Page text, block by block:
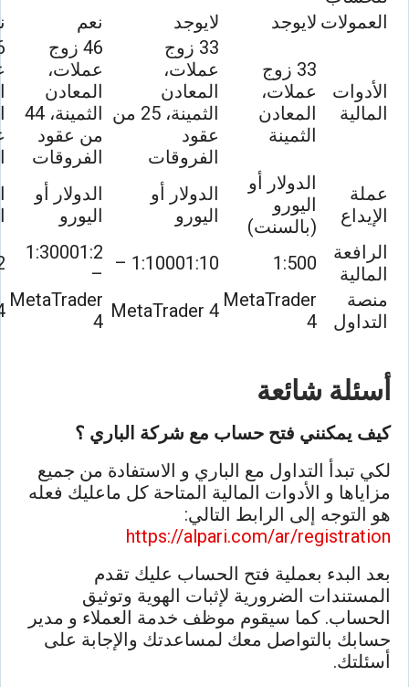
العمولات لايوجد لايوجد نعم
الأدوات
المالية
33 زوج
عملات،
المعادن
الثمينة
33 زوج
عملات،
المعادن
الثمينة، 25 من
عقود
الفروقات
46 زوج
عملات،
المعادن
الثمينة، 44
من عقود
الفروقات
عملة
الإيداع
الدولار أو
اليورو
(بالسنت)
الدولار أو
اليورو
الدولار أو
اليورو
الرافعة
المالية
1:500
1:10001:10 –
1:30001:2
–
منصة
التداول
MetaTrader
4
MetaTrader 4
MetaTrader
4
أسئلة شائعة
كيف يمكنني فتح حساب مع شركة الباري ؟
لكي تبدأ التداول مع الباري و الاستفادة من جميع
مزاياها و الأدوات المالية المتاحة كل ماعليك فعله
هو التوجه إلى الرابط التالي:
https://alpari.com/ar/registration
بعد البدء بعملية فتح الحساب عليك تقدم
المستندات الضرورية لإثبات الهوية وتوثيق
الحساب. كما سيقوم موظف خدمة العملاء و مدير
حسابك بالتواصل معك لمساعدتك والإجابة على
أسئلتك.